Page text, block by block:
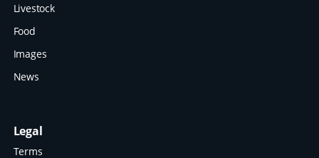
Livestock
Food
Images
News
Legal
Terms